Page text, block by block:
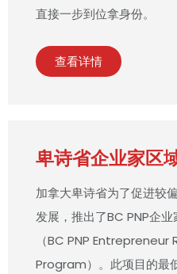
直接一步到位拿身份。
查看详情
卑诗省企业家区
加拿大卑诗省为了促进较
发展，推出了BC PNP企
（BC PNP
Program）。此项目的最